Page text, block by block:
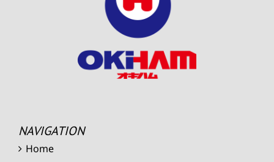
NAVIGATION
Home